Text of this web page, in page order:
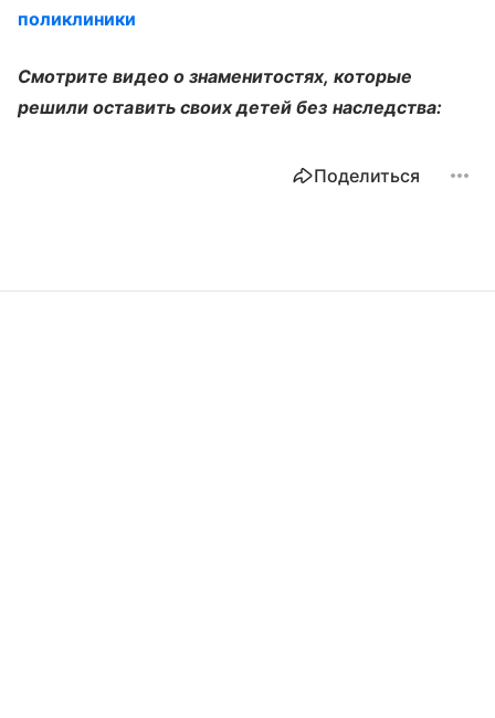
поликлиники
Смотрите видео о знаменитостях, которые
решили оставить своих детей без наследства:
Поделиться